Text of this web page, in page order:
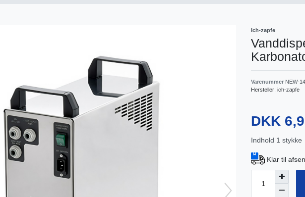
Ich-zapfe
Varenummer NEW-
Hersteller: ich-zapfe
DKK
Indhold 1 stykke
Klar til